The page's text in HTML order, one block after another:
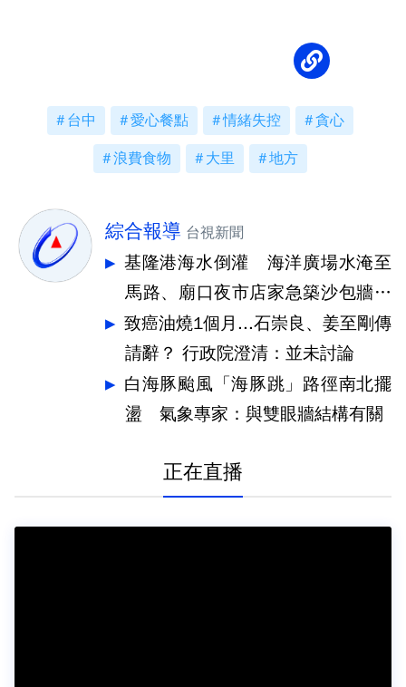
台中 愛心餐點 情緒失控 貪心
浪費食物 大里 地方
綜合報導 台視新聞
基隆港海水倒灌 海洋廣場水淹至
馬路、廟口夜市店家急築沙包牆擋
水
致癌油燒1個月...石崇良、姜至剛傳
請辭？ 行政院澄清：並未討論
白海豚颱風「海豚跳」路徑南北擺
盪 氣象專家：與雙眼牆結構有關
正在直播